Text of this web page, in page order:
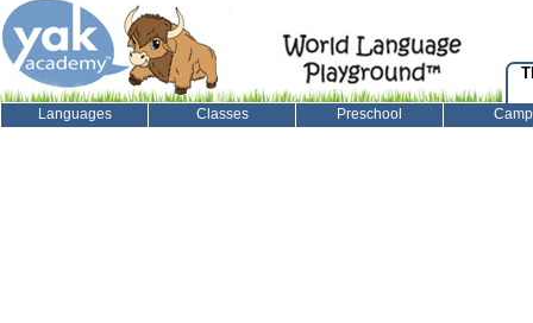
Languages Classes Preschool